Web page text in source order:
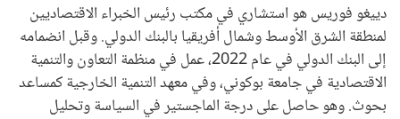
دييغو فوريس هو استشاري في مكتب رئيس الخبراء الاقتصاديين
لمنطقة الشرق الأوسط وشمال أفريقيا بالبنك الدولي. وقبل انضمامه
إلى البنك الدولي في عام 2022، عمل في منظمة التعاون والتنمية
الاقتصادية في جامعة بوكوني، وفي معهد التنمية الخارجية كمساعد
بحوث. وهو حاصل على درجة الماجستير في السياسة وتحليل